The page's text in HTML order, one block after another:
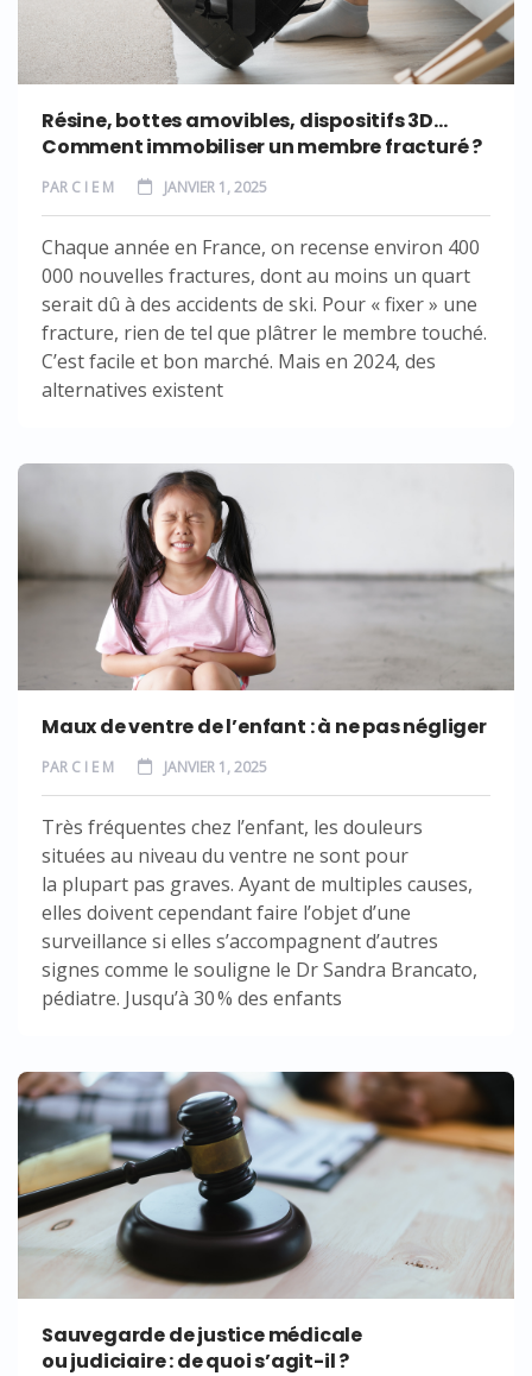
Résine, bottes amovibles, dispositifs 3D…
Comment immobiliser un membre fracturé ?
PAR C I E M JANVIER 1, 2025
Chaque année en France, on recense environ 400
000 nouvelles fractures, dont au moins un quart
serait dû à des accidents de ski. Pour « fixer » une
fracture, rien de tel que plâtrer le membre touché.
C’est facile et bon marché. Mais en 2024, des
alternatives existent
Maux de ventre de l’enfant : à ne pas négliger
PAR C I E M JANVIER 1, 2025
Très fréquentes chez l’enfant, les douleurs
situées au niveau du ventre ne sont pour
la plupart pas graves. Ayant de multiples causes,
elles doivent cependant faire l’objet d’une
surveillance si elles s’accompagnent d’autres
signes comme le souligne le Dr Sandra Brancato,
pédiatre. Jusqu’à 30 % des enfants
Sauvegarde de justice médicale
ou judiciaire : de quoi s’agit-il ?